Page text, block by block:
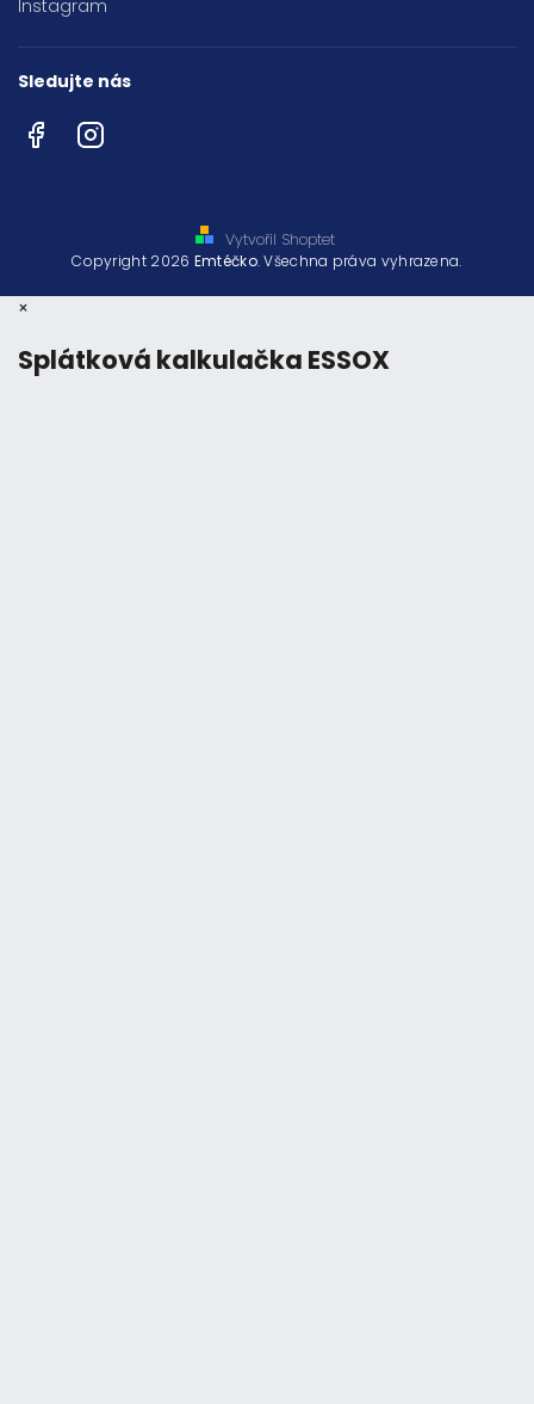
Instagram
Sledujte nás
FacebookInstagram
Vytvořil Shoptet
Copyright 2026 Emtéčko. Všechna práva vyhrazena.
×
Splátková kalkulačka ESSOX